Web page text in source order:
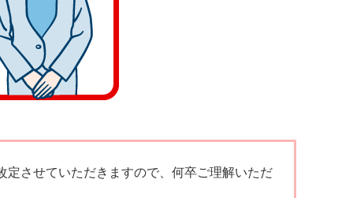
させていただきますので、何卒ご理解いただ